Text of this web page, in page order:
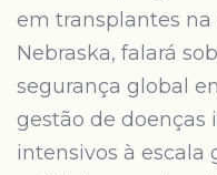
em transplantes
Nebraska, falará
segurança global
gestão de doenças
intensivos à escala